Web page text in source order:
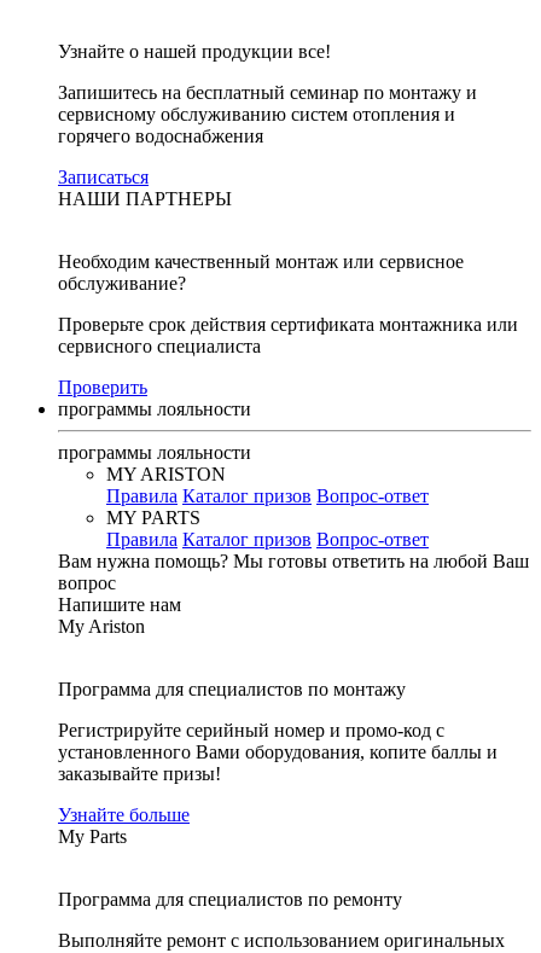
Узнайте о нашей продукции все!
Запишитесь на бесплатный семинар по монтажу и
сервисному обслуживанию систем отопления и
горячего водоснабжения
Записаться
НАШИ ПАРТНЕРЫ
Необходим качественный монтаж или сервисное
обслуживание?
Проверьте срок действия сертификата монтажника или
сервисного специалиста
Проверить
программы лояльности
программы лояльности
MY ARISTON
Правила Каталог призов Вопрос-ответ
MY PARTS
Правила Каталог призов Вопрос-ответ
Вам нужна помощь? Мы готовы ответить на любой Ваш
вопрос
Напишите нам
My Ariston
Программа для специалистов по монтажу
Регистрируйте серийный номер и промо-код с
установленного Вами оборудования, копите баллы и
заказывайте призы!
Узнайте больше
My Parts
Программа для специалистов по ремонту
Выполняйте ремонт с использованием оригинальных